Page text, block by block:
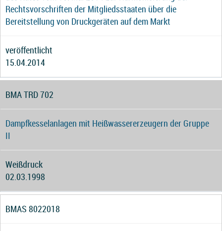
Rechtsvorschriften der Mitgliedsstaaten über die
Bereitstellung von Druckgeräten auf dem Markt
veröffentlicht
15.04.2014
BMA TRD 702
Dampfkesselanlagen mit Heißwassererzeugern der Gruppe
II
Weißdruck
02.03.1998
BMAS 8022018